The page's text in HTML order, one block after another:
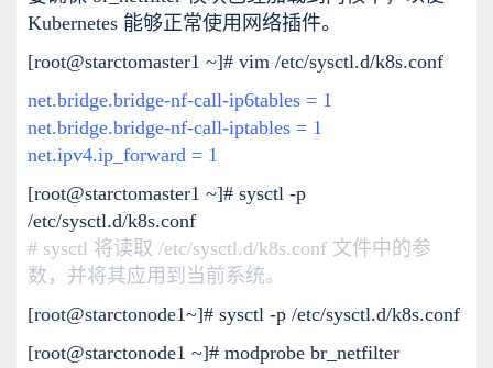
Kubernetes 能够正常使用网络插件。
[root@starctomaster1 ~]# vim /etc/sysctl.d/k8s.conf
net.bridge.bridge-nf-call-ip6tables = 1
net.bridge.bridge-nf-call-iptables = 1
net.ipv4.ip_forward = 1
[root@starctomaster1 ~]# sysctl -p
/etc/sysctl.d/k8s.conf
# sysctl 将读取 /etc/sysctl.d/k8s.conf 文件中的参
数，并将其应用到当前系统。
[root@starctonode1~]# sysctl -p /etc/sysctl.d/k8s.conf
[root@starctonode1 ~]# modprobe br_netfilter